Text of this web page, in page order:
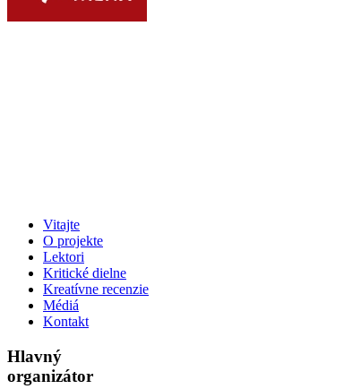
Vitajte
O projekte
Lektori
Kritické dielne
Kreatívne recenzie
Médiá
Kontakt
Hlavný
organizátor